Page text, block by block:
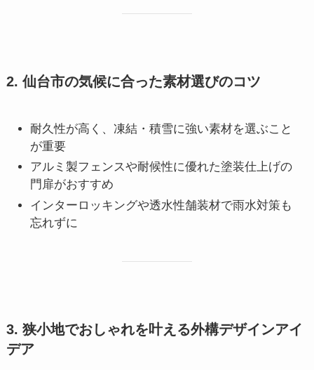
2. 仙台市の気候に合った素材選びのコツ
耐久性が高く、凍結・積雪に強い素材を選ぶこと
が重要
アルミ製フェンスや耐候性に優れた塗装仕上げの
門扉がおすすめ
インターロッキングや透水性舗装材で雨水対策も
忘れずに
3. 狭小地でおしゃれを叶える外構デザインアイ
デア